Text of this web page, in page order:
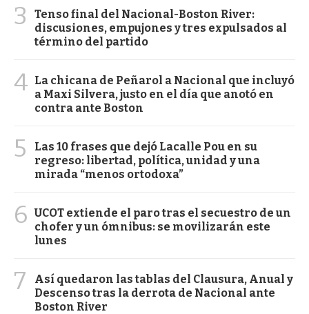
3
Tenso final del Nacional-Boston River:
discusiones, empujones y tres expulsados al
término del partido
4 La chicana de Peñarol a Nacional que incluyó
a Maxi Silvera, justo en el día que anotó en
contra ante Boston
5
Las 10 frases que dejó Lacalle Pou en su
regreso: libertad, política, unidad y una
mirada “menos ortodoxa”
6 UCOT extiende el paro tras el secuestro de un
chofer y un ómnibus: se movilizarán este
lunes
7
Así quedaron las tablas del Clausura, Anual y
Descenso tras la derrota de Nacional ante
Boston River